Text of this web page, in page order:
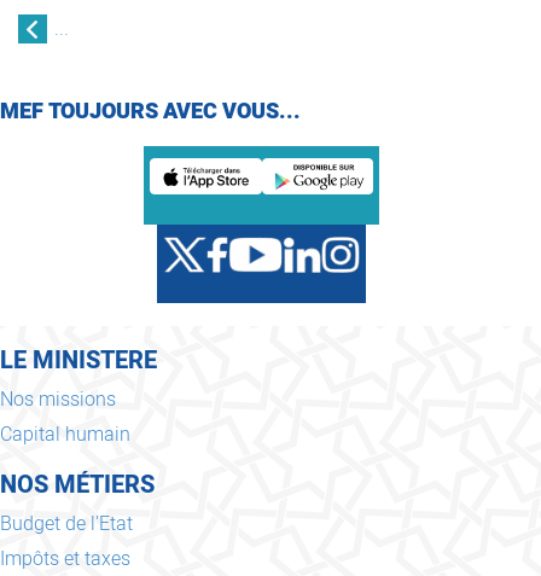
...
MEF TOUJOURS AVEC VOUS...
LE MINISTERE
Nos missions
Capital humain
NOS MÉTIERS
Budget de l'Etat
Impôts et taxes